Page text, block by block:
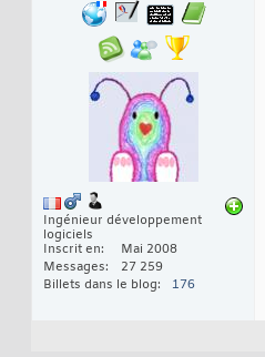
Ingénieur développement
logiciels
Inscrit en
Mai 2008
Messages
27 259
Billets dans le blog
176